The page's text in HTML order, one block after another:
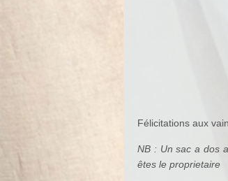
Félicitations aux
NB : Un sac a dos
êtes le proprietaire